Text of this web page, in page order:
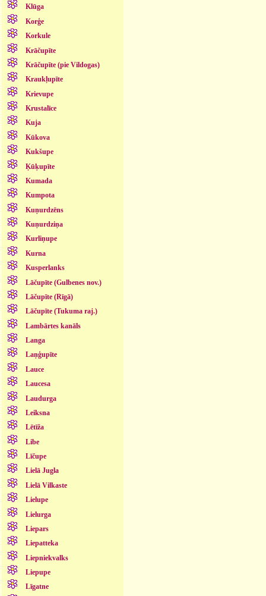
Klūga
Korģe
Korkule
Krāčupīte
Krāčupīte (pie Vildogas)
Kraukļupīte
Krievupe
Krustalīce
Kuja
Kūkova
Kukšupe
Ķūķupīte
Kumada
Kumpota
Kuņurdzēns
Kuņurdziņa
Kurliņupe
Kurna
Kusperlanks
Lāčupīte (Gulbenes nov.)
Lāčupīte (Rīgā)
Lāčupīte (Tukuma raj.)
Lambārtes kanāls
Langa
Laņģupīte
Lauce
Laucesa
Laudurga
Leiksna
Lētīža
Libe
Līčupe
Lielā Jugla
Lielā Vilkaste
Lielupe
Lielurga
Liepars
Liepatteka
Liepniekvalks
Liepupe
Līgatne